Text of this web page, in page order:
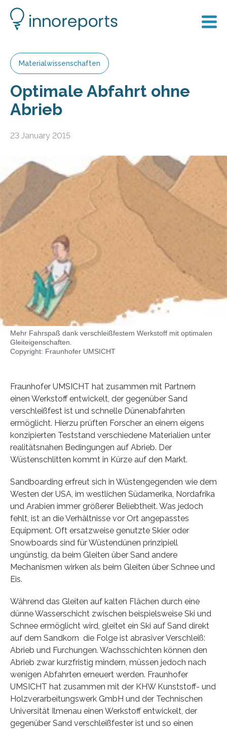
Materialwissenschaften
Optimale Abfahrt ohne
Abrieb
23 January 2015
Mehr Fahrspaß dank verschleißfestem Werkstoff mit optimalen
Gleiteigenschaften.
Copyright: Fraunhofer UMSICHT
Fraunhofer UMSICHT hat zusammen mit Partnern
einen Werkstoff entwickelt, der gegenüber Sand
verschleißfest ist und schnelle Dünenabfahrten
ermöglicht. Hierzu prüften Forscher an einem eigens
konzipierten Teststand verschiedene Materialien unter
realitätsnahen Bedingungen auf Abrieb. Der
Wüstenschlitten kommt in Kürze auf den Markt.
Sandboarding erfreut sich in Wüstengegenden wie dem
Westen der USA, im westlichen Südamerika, Nordafrika
und Arabien immer größerer Beliebtheit. Was jedoch
fehlt, ist an die Verhältnisse vor Ort angepasstes
Equipment. Oft ersatzweise genutzte Skier oder
Snowboards sind für Wüstendünen prinzipiell
ungünstig, da beim Gleiten über Sand andere
Mechanismen wirken als beim Gleiten über Schnee und
Eis.
Während das Gleiten auf kalten Flächen durch eine
dünne Wasserschicht zwischen beispielsweise Ski und
Schnee ermöglicht wird, gleitet ein Ski auf Sand direkt
auf dem Sandkorn ­ die Folge ist abrasiver Verschleiß:
Abrieb und Furchungen. Wachsschichten können den
Abrieb zwar kurzfristig mindern, müssen jedoch nach
wenigen Abfahrten erneuert werden. Fraunhofer
UMSICHT hat zusammen mit der KHW Kunststoff- und
Holzverarbeitungswerk GmbH und der Technischen
Universität Ilmenau einen Werkstoff entwickelt, der
gegenüber Sand verschleißfester ist und so einen